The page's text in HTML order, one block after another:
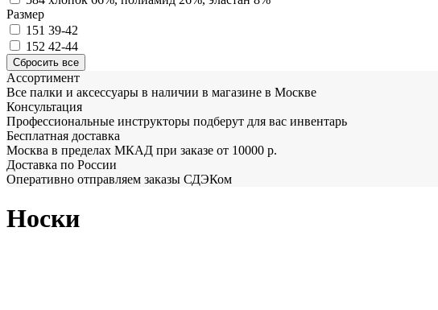
Размер
151 39-42
152 42-44
Ассортимент
Все палки и аксессуары в наличии в магазине в Москве
Консультация
Профессиональные инструкторы подберут для вас инвентарь
Бесплатная доставка
Москва в пределах МКАД при заказе от 10000 р.
Доставка по России
Оперативно отправляем заказы СДЭКом
Носки